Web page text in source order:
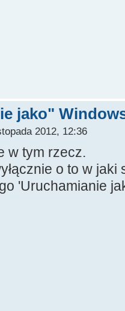
jako"
2012, 12:36
w tym rzecz.
o to w jaki
'Uruchamianie